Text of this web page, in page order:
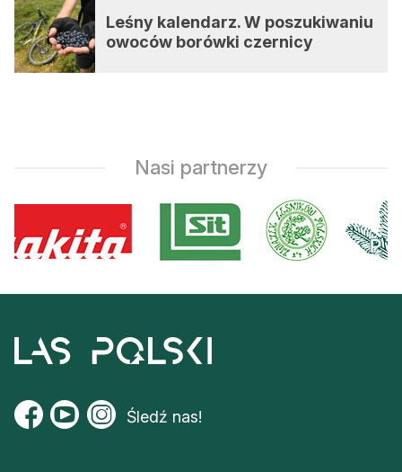
Leśny kalendarz. W poszukiwaniu
owoców borówki czernicy
Nasi partnerzy
Śledź nas!